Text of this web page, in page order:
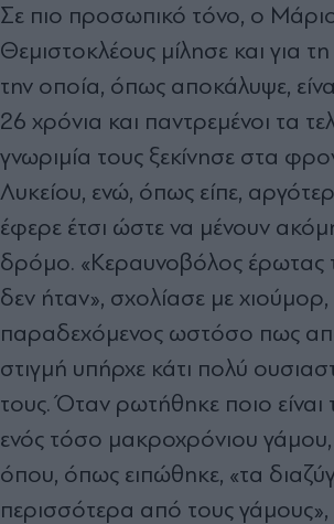
Σε πιο προσωπικό τόνο, ο
Θεμιστοκλέους μίλησε και για
την οποία, όπως αποκάλυψε,
26 χρόνια και παντρεμένοι τα
γνωριμία τους ξεκίνησε στα
Λυκείου, ενώ, όπως είπε,
έφερε έτσι ώστε να μένουν
δρόμο. «Κεραυνοβόλος έρωτας
δεν ήταν», σχολίασε με χιούμορ,
παραδεχόμενος ωστόσο πως
στιγμή υπήρχε κάτι πολύ
τους. Όταν ρωτήθηκε ποιο είναι
ενός τόσο μακροχρόνιου
όπου, όπως ειπώθηκε, «τα
περισσότερα από τους